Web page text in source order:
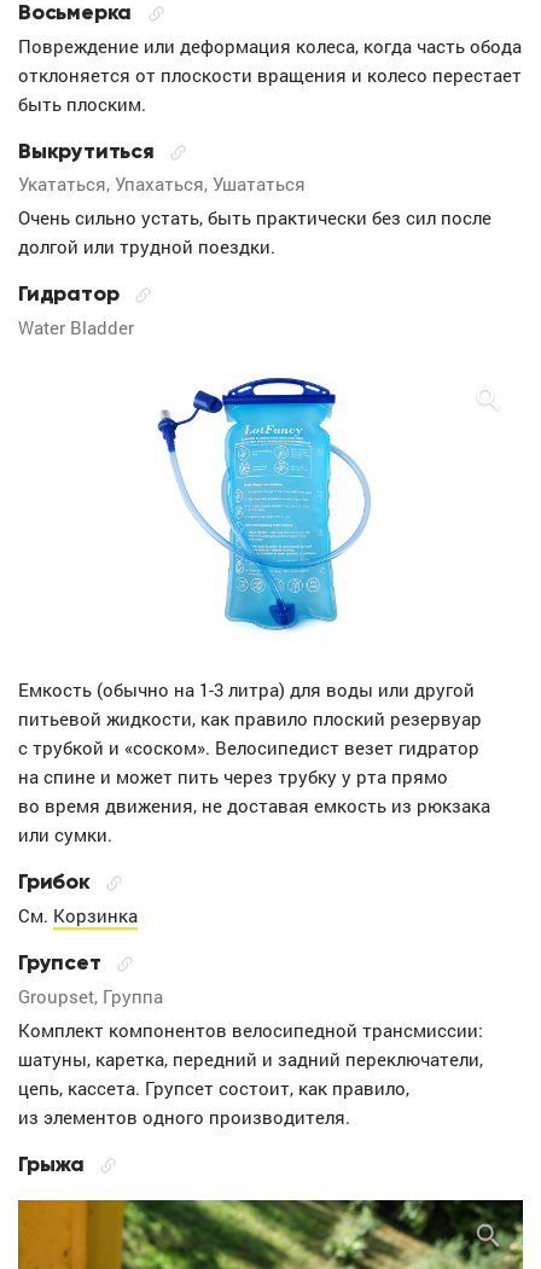
Восьмерка
Повреждение или деформация колеса, когда часть обода
отклоняется от плоскости вращения и колесо перестает
быть плоским.
Выкрутиться
Укататься, Упахаться, Ушататься
Очень сильно устать, быть практически без сил после
долгой или трудной поездки.
Гидратор
Water Bladder
Емкость (обычно на 1-3 литра) для воды или другой
питьевой жидкости, как правило плоский резервуар
с трубкой и «соском». Велосипедист везет гидратор
на спине и может пить через трубку у рта прямо
во время движения, не доставая емкость из рюкзака
или сумки.
Грибок
См. Корзинка
Групсет
Groupset, Группа
Комплект компонентов велосипедной трансмиссии:
шатуны, каретка, передний и задний переключатели,
цепь, кассета. Групсет состоит, как правило,
из элементов одного производителя.
Грыжа